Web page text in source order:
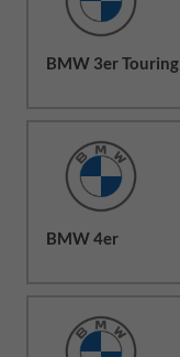
BMW 3er Touring
BMW 4er